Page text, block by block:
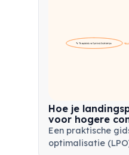
🔧 Toepasbare Optimalisatietips
Hoe je
voor hogere
Een praktische
optimalisatie